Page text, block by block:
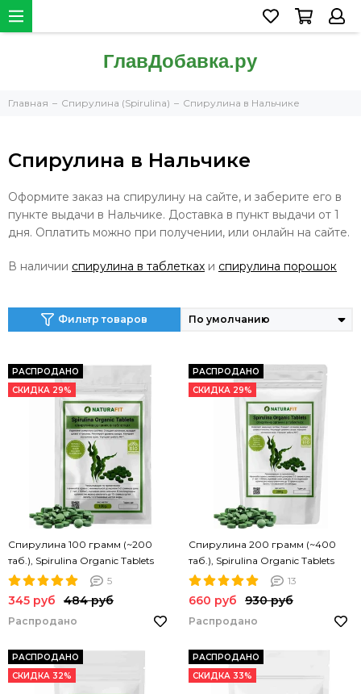
Главная Спирулина (Spirulina) Спирулина в Нальчике
Спирулина в Нальчике
Оформите заказ на спирулину на сайте, и заберите его в
пункте выдачи в Нальчике. Доставка в пункт выдачи от 1
дня. Оплатить можно при получении, или онлайн на сайте.
В наличии спирулина в таблетках и спирулина порошок
Фильтр товаров
РАСПРОДАНО
СКИДКА 29%
Спирулина 100 грамм (~200
таб.), Spirulina Organic Tablets
NATURAFIT 100g. Спирулина в
таблетках. PREMIUM
5
345 руб 484 руб
Распродано
РАСПРОДАНО
СКИДКА 29%
Спирулина 200 грамм (~400
таб.), Spirulina Organic Tablets
NATURAFIT 200g. Спирулина в
таблетках. PREMIUM
13
660 руб 930 руб
Распродано
РАСПРОДАНО
СКИДКА 32%
РАСПРОДАНО
СКИДКА 33%